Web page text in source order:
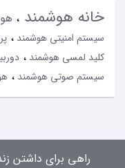
خانه هوشمند
سیستم امنیتی هوشمند
کلید لمسی هوشمند
سیستم صوتی هوشمند
راهی برای داشتن